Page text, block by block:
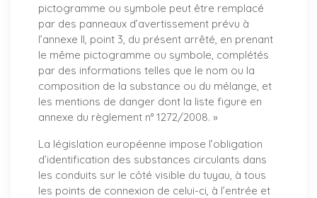
pictogramme ou symbole peut être remplacé
par des panneaux d’avertissement prévu à
l’annexe II, point 3, du présent arrêté, en prenant
le même pictogramme ou symbole, complétés
par des informations telles que le nom ou la
composition de la substance ou du mélange, et
les mentions de danger dont la liste figure en
annexe du règlement n° 1272/2008. »
La législation européenne impose l’obligation
d’identification des substances circulants dans
les conduits sur le côté visible du tuyau, à tous
les points de connexion de celui-ci, à l’entrée et